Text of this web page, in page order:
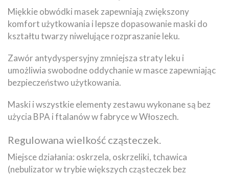
Miękkie obwódki masek zapewniają zwiększony
komfort użytkowania i lepsze dopasowanie maski do
kształtu twarzy niwelujące rozpraszanie leku.
Zawór antydyspersyjny zmniejsza straty leku i
umożliwia swobodne oddychanie w masce zapewniając
bezpieczeństwo użytkowania.
Maski i wszystkie elementy zestawu wykonane są bez
użycia BPA i ftalanów w fabryce w Włoszech.
Regulowana wielkość cząsteczek.
Miejsce działania: oskrzela, oskrzeliki, tchawica
(nebulizator w trybie większych cząsteczek bez